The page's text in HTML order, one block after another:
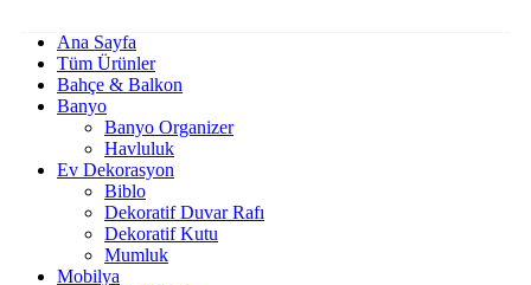
Ana Sayfa
Tüm Ürünler
Bahçe & Balkon
Banyo
Banyo Organizer
Havluluk
Ev Dekorasyon
Biblo
Dekoratif Duvar Rafı
Dekoratif Kutu
Mumluk
Mobilya